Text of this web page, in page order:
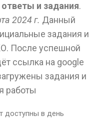
и задания.
2024 г. Данный
задания и
После успешной
ссылка на google
задания и
работы
доступны в день